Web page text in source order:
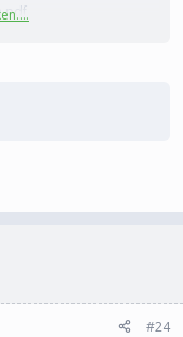
| Greeklex.net
#24